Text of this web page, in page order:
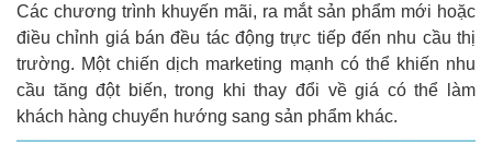
Các chương trình khuyến mãi, ra mắt sản phẩm mới hoặc
điều chỉnh giá bán đều tác động trực tiếp đến nhu cầu thị
trường. Một chiến dịch marketing mạnh có thể khiến nhu
cầu tăng đột biến, trong khi thay đổi về giá có thể làm
khách hàng chuyển hướng sang sản phẩm khác.